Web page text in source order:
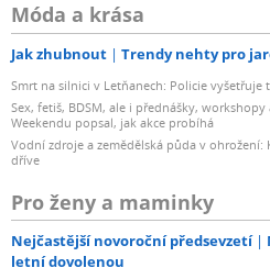
Móda a krása
Jak zhubnout Trendy nehty pro
Smrt na silnici v Letňanech: Policie
Sex, fetiš, BDSM, ale i přednášky,
Weekendu popsal, jak akce probíhá
Vodní zdroje a zemědělská půda v ohrožení:
dříve
Pro ženy a maminky
Nejčastější novoroční předsevzetí
letní dovolenou